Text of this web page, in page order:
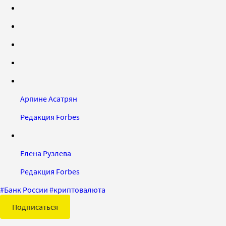
Арпине Асатрян
Редакция Forbes
Елена Рузлева
Редакция Forbes
#Банк России #криптовалюта
Подписаться